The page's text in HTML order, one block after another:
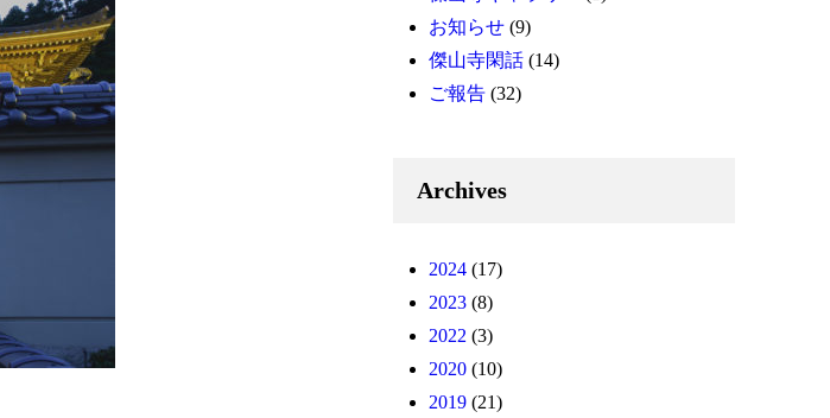
お知らせ (9)
傑山寺閑話 (14)
ご報告 (32)
Archives
2024 (17)
2023 (8)
2022 (3)
2020 (10)
2019 (21)